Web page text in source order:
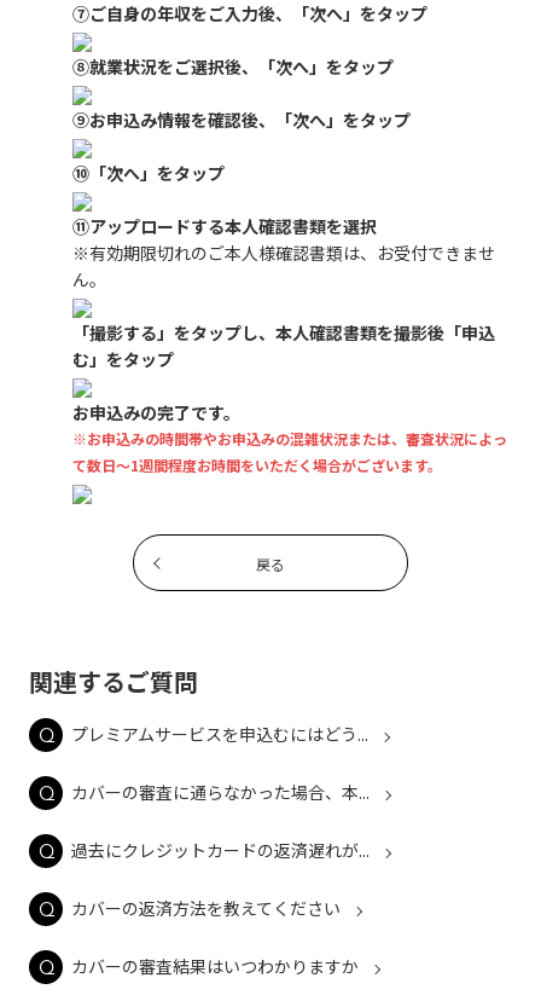
⑦ご自身の年収をご入力後、「次へ」をタップ
⑧就業状況をご選択後、「次へ」をタップ
⑨お申込み情報を確認後、「次へ」をタップ
⑩「次へ」をタップ
⑪アップロードする本人確認書類を選択
※有効期限切れのご本人様確認書類は、お受付できませ
ん。
「撮影する」をタップし、本人確認書類を撮影後「申込
む」をタップ
お申込みの完了です。
※お申込みの時間帯やお申込みの混雑状況または、審査状況によっ
て数日～1週間程度お時間をいただく場合がございます。
戻る
関連するご質問
プレミアムサービスを申込むにはどう...
カバーの審査に通らなかった場合、本...
過去にクレジットカードの返済遅れが...
カバーの返済方法を教えてください
カバーの審査結果はいつわかりますか